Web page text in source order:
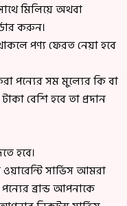
মিলিয়ে অথবা
করুন।
পণ্য ফেরত নেয়া হবে
পন্যের সম মুল্যের কি বা
বেশি হবে তা প্রদান
হবে।
সার্ভিস আমরা
ব্রান্ড আপনাকে